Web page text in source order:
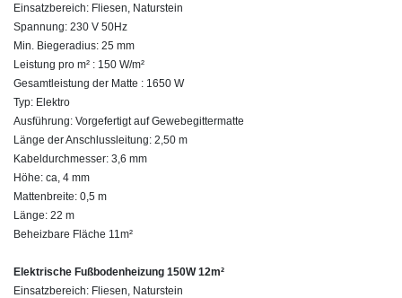
Einsatzbereich: Fliesen, Naturstein
Spannung: 230 V 50Hz
Min. Biegeradius: 25 mm
Leistung pro m² : 150 W/m²
Gesamtleistung der Matte : 1650 W
Typ: Elektro
Ausführung: Vorgefertigt auf Gewebegittermatte
Länge der Anschlussleitung: 2,50 m
Kabeldurchmesser: 3,6 mm
Höhe: ca, 4 mm
Mattenbreite: 0,5 m
Länge: 22 m
Beheizbare Fläche 11m²
Elektrische Fußbodenheizung 150W 12m²
Einsatzbereich: Fliesen, Naturstein